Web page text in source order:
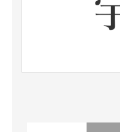
企業ITのトレンドを詳説
マーケ×ITの今がよく分かる